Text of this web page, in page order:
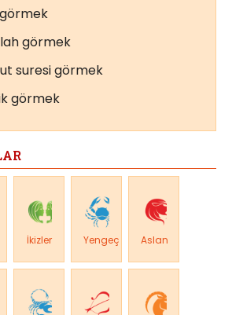
görmek
suresi görmek
görmek
İkizler Yengeç Aslan